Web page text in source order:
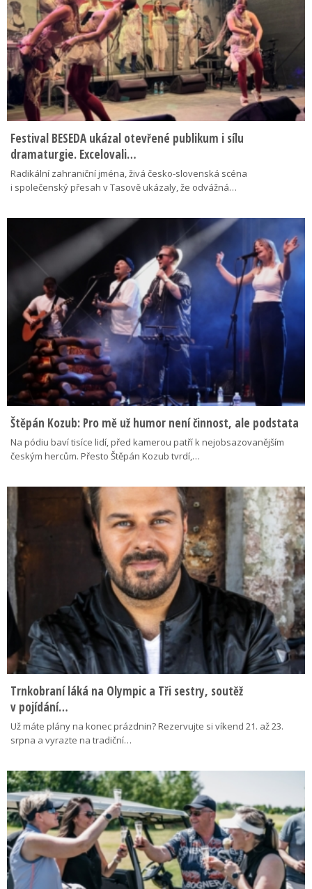
Festival BESEDA ukázal otevřené publikum i sílu
dramaturgie. Excelovali…
Radikální zahraniční jména, živá česko-slovenská scéna
i společenský přesah v Tasově ukázaly, že odvážná…
Štěpán Kozub: Pro mě už humor není činnost, ale podstata
Na pódiu baví tisíce lidí, před kamerou patří k nejobsazovanějším
českým hercům. Přesto Štěpán Kozub tvrdí,…
Trnkobraní láká na Olympic a Tři sestry, soutěž
v pojídání…
Už máte plány na konec prázdnin? Rezervujte si víkend 21. až 23.
srpna a vyrazte na tradiční…